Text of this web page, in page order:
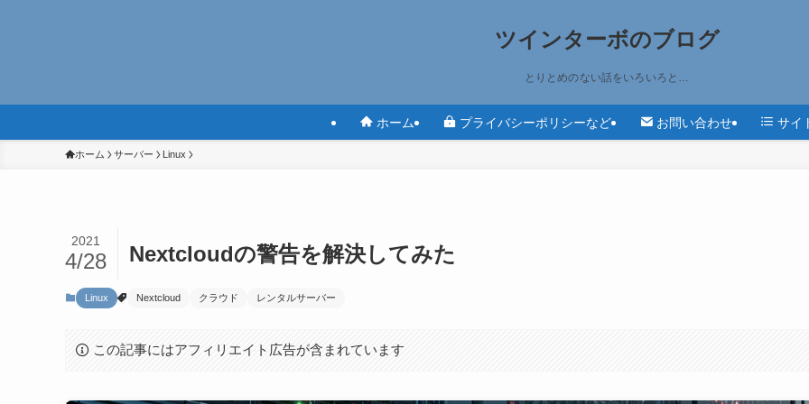
ツインターボのブログ
とりとめのない話をいろいろと…
ホーム プライバシーポリシーなど お問い合わせ サイ
ホーム サーバー Linux
Nextcloudの警告を解決してみた
2021
4/28
Linux Nextcloud クラウド レンタルサーバー
この記事にはアフィリエイト広告が含まれています